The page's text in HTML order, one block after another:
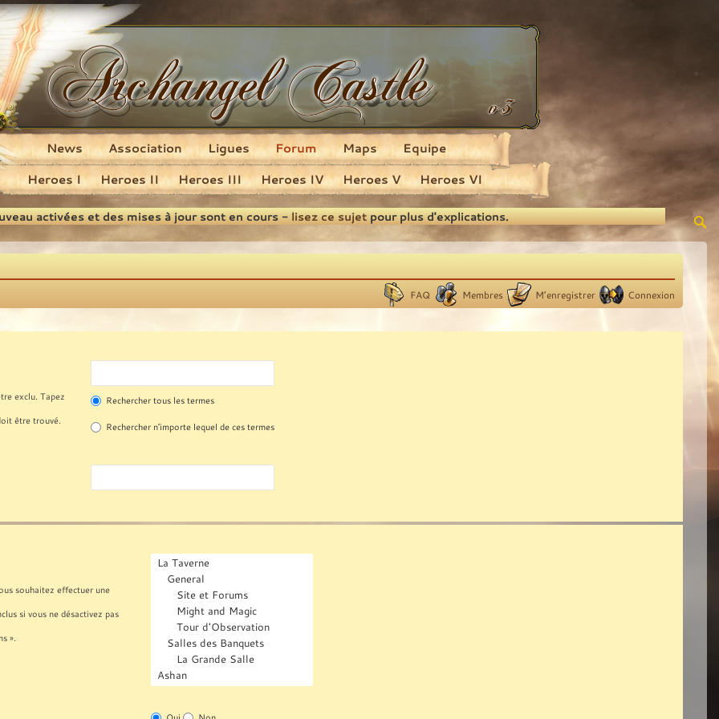
Heroes I Heroes II Heroes III Heroes IV Heroes V Heroes VI
News Association Ligues Forum Maps Equipe
activées et des mises à jour sont en cours -lisez ce sujetpour plus d'explications.
FAQ Membres M’enregistrer Connexion
exclu. Tapez
être trouvé.
Rechercher tous les termes
Rechercher n’importe lequel de ces termes
souhaitez effectuer une
si vous ne désactivez pas
».